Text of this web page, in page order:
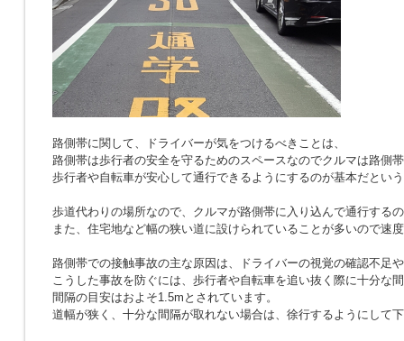
路側帯に関して、ドライバーが気をつけるべきことは、
路側帯は歩行者の安全を守るためのスペースなのでクルマは路側
歩行者や自転車が安心して通行できるようにするのが基本だとい
歩道代わりの場所なので、クルマが路側帯に入り込んで通行する
また、住宅地など幅の狭い道に設けられていることが多いので速
路側帯での接触事故の主な原因は、ドライバーの視覚の確認不足
こうした事故を防ぐには、歩行者や自転車を追い抜く際に十分な
間隔の目安はおよそ1.5mとされています。
道幅が狭く、十分な間隔が取れない場合は、徐行するようにして